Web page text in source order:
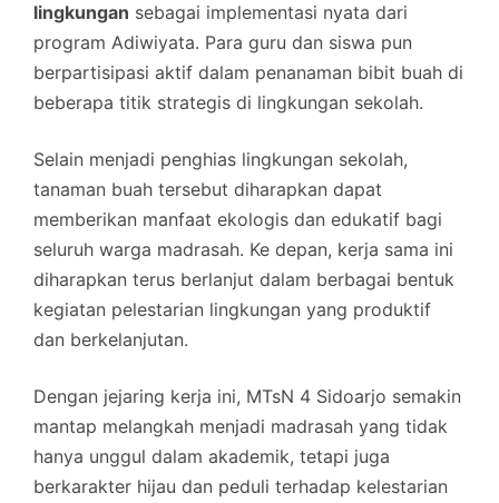
lingkungan sebagai implementasi nyata dari
program Adiwiyata. Para guru dan siswa pun
berpartisipasi aktif dalam penanaman bibit buah di
beberapa titik strategis di lingkungan sekolah.
Selain menjadi penghias lingkungan sekolah,
tanaman buah tersebut diharapkan dapat
memberikan manfaat ekologis dan edukatif bagi
seluruh warga madrasah. Ke depan, kerja sama ini
diharapkan terus berlanjut dalam berbagai bentuk
kegiatan pelestarian lingkungan yang produktif
dan berkelanjutan.
Dengan jejaring kerja ini, MTsN 4 Sidoarjo semakin
mantap melangkah menjadi madrasah yang tidak
hanya unggul dalam akademik, tetapi juga
berkarakter hijau dan peduli terhadap kelestarian